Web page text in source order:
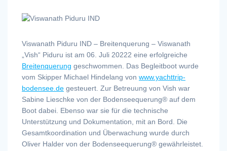
Viswanath Piduru IND – Breitenquerung – Viswanath
„Vish“ Piduru ist am 06. Juli 20222 eine erfolgreiche
Breitenquerung geschwommen. Das Begleitboot wurde
vom Skipper Michael Hindelang von www.yachttrip-
bodensee.de gesteuert. Zur Betreuung von Vish war
Sabine Lieschke von der Bodenseequerung® auf dem
Boot dabei. Ebenso war sie für die technische
Unterstützung und Dokumentation, mit an Bord. Die
Gesamtkoordination und Überwachung wurde durch
Oliver Halder von der Bodenseequerung® gewährleistet.